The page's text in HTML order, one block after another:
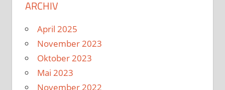
ARCHIV
April 2025
November 2023
Oktober 2023
Mai 2023
November 2022